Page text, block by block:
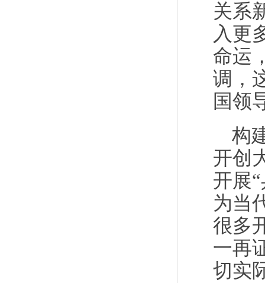
关系
入更
命运
调，
国领
构
开创
开展
为当
很多
一再
切实